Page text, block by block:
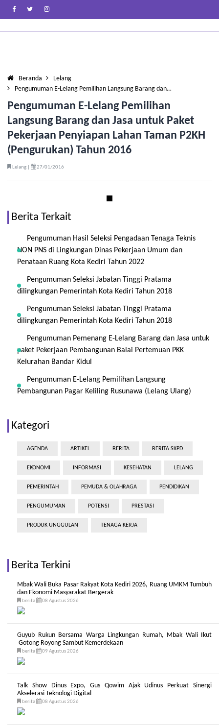
Beranda
Lelang
Pengumuman E-Lelang Pemilihan Langsung Barang dan…
Pengumuman E-Lelang Pemilihan
Langsung Barang dan Jasa untuk Paket
Pekerjaan Penyiapan Lahan Taman P2KH
(Pengurukan) Tahun 2016
Lelang | 27/01/2016
Berita Terkait
Pengumuman Hasil Seleksi Pengadaan Tenaga Teknis
NON PNS di Lingkungan Dinas Pekerjaan Umum dan
Penataan Ruang Kota Kediri Tahun 2022
Pengumuman Seleksi Jabatan Tinggi Pratama
dilingkungan Pemerintah Kota Kediri Tahun 2018
Pengumuman Seleksi Jabatan Tinggi Pratama
dilingkungan Pemerintah Kota Kediri Tahun 2018
Pengumuman Pemenang E-Lelang Barang dan Jasa untuk
paket Pekerjaan Pembangunan Balai Pertemuan PKK
Kelurahan Bandar Kidul
Pengumuman E-Lelang Pemilihan Langsung
Pembangunan Pagar Keliling Rusunawa (Lelang Ulang)
Kategori
AGENDA ARTIKEL BERITA BERITA SKPD
EKONOMI INFORMASI KESEHATAN LELANG
PEMERINTAH PEMUDA & OLAHRAGA PENDIDIKAN
PENGUMUMAN POTENSI PRESTASI
PRODUK UNGGULAN TENAGA KERJA
Berita Terkini
Mbak Wali Buka Pasar Rakyat Kota Kediri 2026, Ruang UMKM Tumbuh
dan Ekonomi Masyarakat Bergerak
berita 08 Agustus 2026
Guyub Rukun Bersama Warga Lingkungan Rumah, Mbak Wali Ikut
Gotong Royong Sambut Kemerdekaan
berita 09 Agustus 2026
Talk Show Dinus Expo, Gus Qowim Ajak Udinus Perkuat Sinergi
Akselerasi Teknologi Digital
berita 08 Agustus 2026